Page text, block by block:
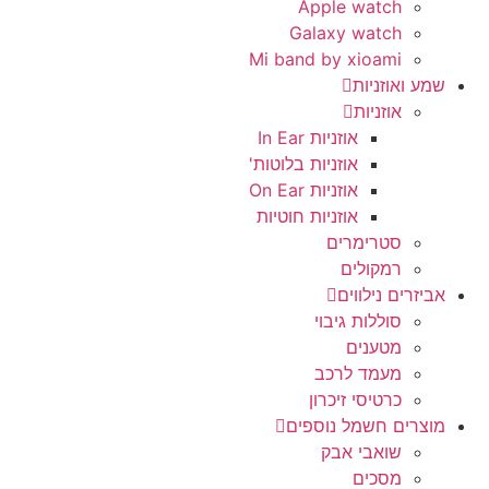
Apple watch
Galaxy watch
Mi band by xioami
שמע ואוזניות
אוזניות
אוזניות In Ear
אוזניות בלוטות'
אוזניות On Ear
אוזניות חוטיות
סטרימרים
רמקולים
אביזרים נילווים
סוללות גיבוי
מטענים
מעמד לרכב
כרטיסי זיכרון
מוצרים חשמל נוספים
שואבי אבק
מסכים